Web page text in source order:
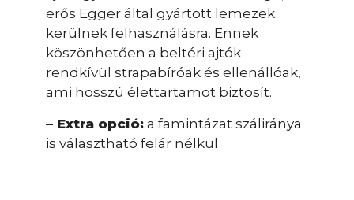
erős Egger által gyártott lemezek
kerülnek felhasználásra. Ennek
köszönhetően a beltéri ajtók
rendkívül strapabíróak és ellenállóak,
ami hosszú élettartamot biztosít.
– Extra opció: a famintázat száliránya
is választható felár nélkül